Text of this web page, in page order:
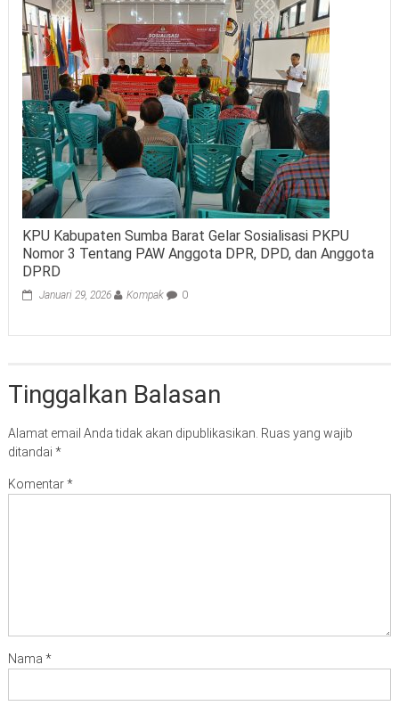
KPU Kabupaten Sumba Barat Gelar Sosialisasi PKPU
Nomor 3 Tentang PAW Anggota DPR, DPD, dan Anggota
DPRD
Januari 29, 2026 Kompak 0
Tinggalkan Balasan
Alamat email Anda tidak akan dipublikasikan. Ruas yang wajib
ditandai *
Komentar*
Nama *